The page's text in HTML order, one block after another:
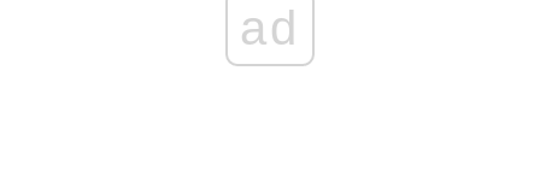
ad